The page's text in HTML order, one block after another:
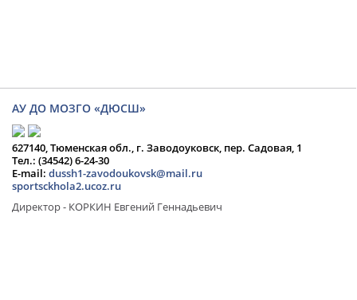
АУ ДО МОЗГО «ДЮСШ»
627140, Тюменская обл., г. Заводоуковск, пер. Садовая, 1
Тел.: (34542) 6-24-30
​E-mail: dussh1-zavodoukovsk@mail.ru
sportsckhola2.ucoz.ru
Директор - КОРКИН Евгений Геннадьевич